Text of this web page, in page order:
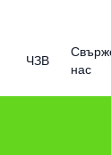
ЧЗВ
нас